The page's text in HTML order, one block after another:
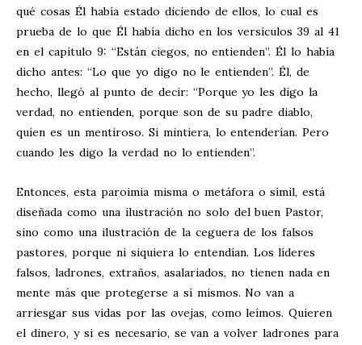
qué cosas Él había estado diciendo de ellos, lo cual es
prueba de lo que Él había dicho en los versículos 39 al 41
en el capítulo 9: “Están ciegos, no entienden”. Él lo había
dicho antes: “Lo que yo digo no le entienden”. Él, de
hecho, llegó al punto de decir: “Porque yo les digo la
verdad, no entienden, porque son de su padre diablo,
quien es un mentiroso. Si mintiera, lo entenderían. Pero
cuando les digo la verdad no lo entienden”.
Entonces, esta paroimia misma o metáfora o símil, está
diseñada como una ilustración no solo del buen Pastor,
sino como una ilustración de la ceguera de los falsos
pastores, porque ni siquiera lo entendían. Los líderes
falsos, ladrones, extraños, asalariados, no tienen nada en
mente más que protegerse a sí mismos. No van a
arriesgar sus vidas por las ovejas, como leímos. Quieren
el dinero, y si es necesario, se van a volver ladrones para